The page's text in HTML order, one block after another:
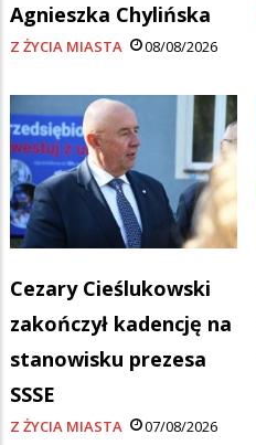
Agnieszka Chylińska
Z ŻYCIA MIASTA 08/08/2026
Cezary Cieślukowski
zakończył kadencję na
stanowisku prezesa
SSSE
Z ŻYCIA MIASTA 07/08/2026